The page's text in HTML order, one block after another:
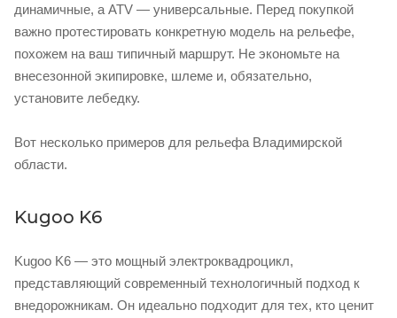
динамичные, а ATV — универсальные. Перед покупкой
важно протестировать конкретную модель на рельефе,
похожем на ваш типичный маршрут. Не экономьте на
внесезонной экипировке, шлеме и, обязательно,
установите лебедку.
Вот несколько примеров для рельефа Владимирской
области.
Kugoo K6
Kugoo K6 — это мощный электроквадроцикл,
представляющий современный технологичный подход к
внедорожникам. Он идеально подходит для тех, кто ценит